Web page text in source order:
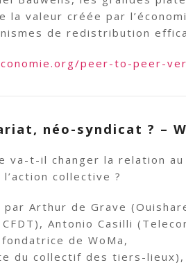
la valeur créée par
de redistribution
peer-to-peer-
néo-syndicat ? –
va-t-il changer la relation
collective ?
par Arthur de Grave
Antonio Casilli
de WoMa,
du collectif des tiers-